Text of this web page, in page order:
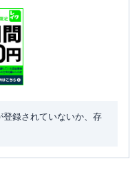
録されていないか、存